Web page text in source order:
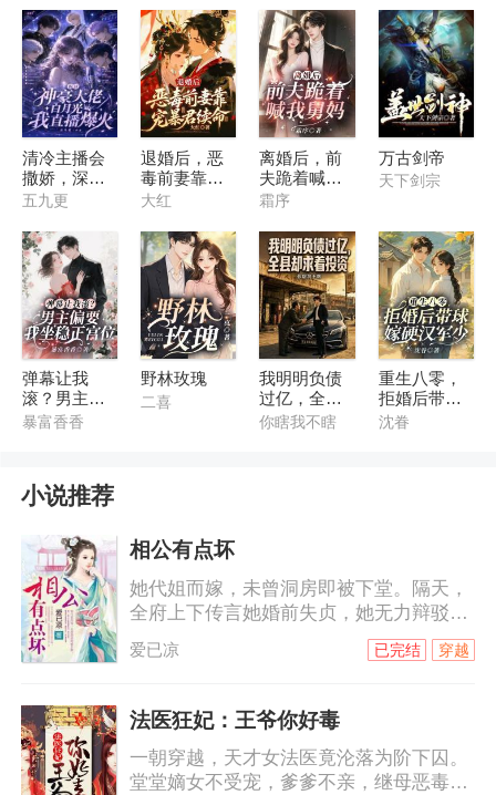
清冷主播会
撒娇，深陷
神豪修罗场
五九更
退婚后，恶
毒前妻靠宠
暴君续命
大红
离婚后，前
夫跪着喊我
舅妈
霜序
万古剑帝
天下剑宗
弹幕让我
滚？男主偏
要我坐稳正
暴富香香
野林玫瑰
二喜
我明明负债
过亿，全县
却求着投资
你瞎我不瞎
重生八零，
拒婚后带球
嫁硬汉军少
沈眷
小说推荐
相公有点坏
她代姐而嫁，未曾洞房即被下堂。隔天，
全府上下传言她婚前失贞，她无力辩驳。
嘲笑谩骂冷眼喷涌而来，她泰然处之，自
认清者自清。他对她恨之入骨，她却爱他
用满腔温柔来软化他铁石心肠，却被他伤
的伤痕累累，心碎成殇。当她小产，那触
目惊心的鲜血将他的理智摧毁，也让他对
她的感觉发生了变化。可是，她已经心
爱已凉 穿越
已完结
法医狂妃：王爷你好毒
一朝穿越，天才女法医竟沦落为阶下囚。
堂堂嫡女不受宠，爹爹不亲，继母恶毒，